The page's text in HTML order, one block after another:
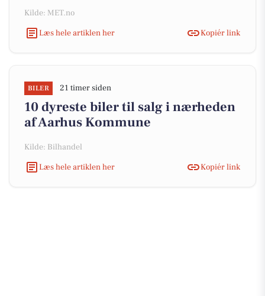
Kilde: MET.no
Læs hele artiklen her
Kopiér link
BILER 21 timer siden
10 dyreste biler til salg i nærheden
af Aarhus Kommune
Kilde: Bilhandel
Læs hele artiklen her
Kopiér link